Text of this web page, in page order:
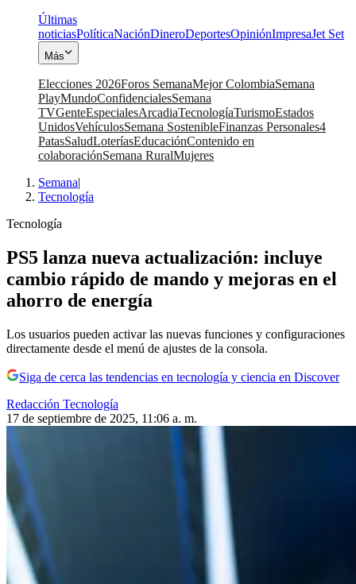
Últimas
noticiasPolíticaNaciónDineroDeportesOpiniónImpresaJet Set
Más
Elecciones 2026Foros SemanaMejor ColombiaSemana
PlayMundoConfidencialesSemana
TVGenteEspecialesArcadiaTecnologíaTurismoEstados
UnidosVehículosSemana SostenibleFinanzas Personales4
PatasSaludLoteríasEducaciónContenido en
colaboraciónSemana RuralMujeres
Semana|
Tecnología
Tecnología
PS5 lanza nueva actualización: incluye
cambio rápido de mando y mejoras en el
ahorro de energía
Los usuarios pueden activar las nuevas funciones y configuraciones
directamente desde el menú de ajustes de la consola.
Siga de cerca las tendencias en tecnología y ciencia en Discover
Redacción Tecnología
17 de septiembre de 2025, 11:06 a. m.